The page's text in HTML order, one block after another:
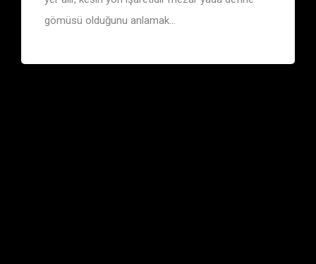
gömüsü olduğunu anlamak...